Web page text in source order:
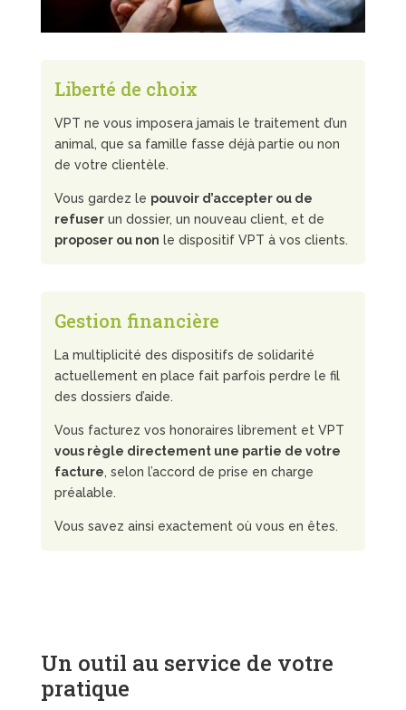
Liberté de choix
VPT ne vous imposera jamais le traitement d’un
animal, que sa famille fasse déjà partie ou non
de votre clientèle.
Vous gardez le pouvoir d’accepter ou de
refuserun dossier, un nouveau client, et de
proposer ou non le dispositif VPT à vos clients.
Gestion financière
La multiplicité des dispositifs de solidarité
actuellement en place fait parfois perdre le fil
des dossiers d’aide.
Vous facturez vos honoraires librement et VPT
vous règle directement une partie de votre
facture, selon l’accord de prise en charge
préalable.
Vous savez ainsi exactement où vous en êtes.
Un outil au service de votre
pratique